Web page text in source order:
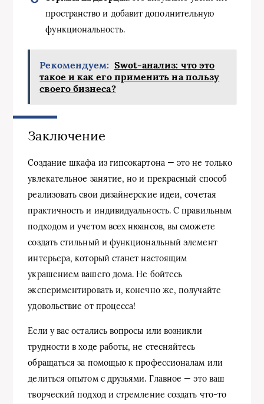
пространство и добавит дополнительную
функциональность.
Рекомендуем: Swot-анализ: что это
такое и как его применить на пользу
своего бизнеса?
Заключение
Создание шкафа из гипсокартона — это не только
увлекательное занятие, но и прекрасный способ
реализовать свои дизайнерские идеи, сочетая
практичность и индивидуальность. С правильным
подходом и учетом всех нюансов, вы сможете
создать стильный и функциональный элемент
интерьера, который станет настоящим
украшением вашего дома. Не бойтесь
экспериментировать и, конечно же, получайте
удовольствие от процесса!
Если у вас остались вопросы или возникли
трудности в ходе работы, не стесняйтесь
обращаться за помощью к профессионалам или
делиться опытом с друзьями. Главное — это ваш
творческий подход и стремление создать что-то